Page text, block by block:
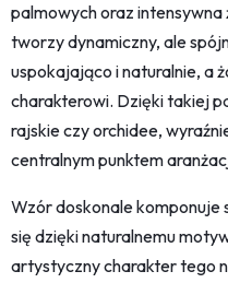
palmowych oraz intensywna
tworzy dynamiczny, ale
uspokajająco i naturalnie, a
charakterowi. Dzięki takiej
rajskie czy orchidee,
centralnym punktem
Wzór doskonale komponuje
się dzięki naturalnemu
artystyczny charakter tego